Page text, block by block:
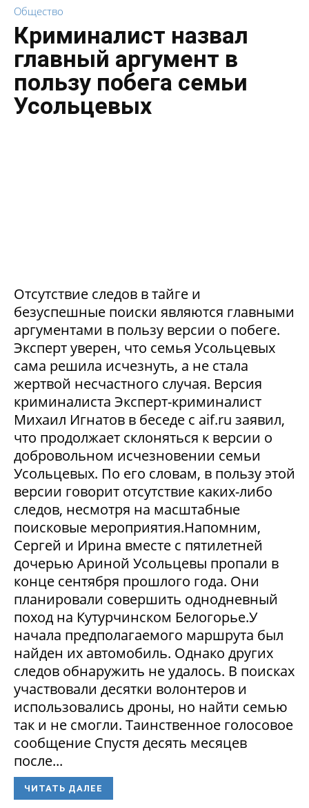
Общество
Криминалист назвал
главный аргумент в
пользу побега семьи
Усольцевых
Отсутствие следов в тайге и
безуспешные поиски являются главными
аргументами в пользу версии о побеге.
Эксперт уверен, что семья Усольцевых
сама решила исчезнуть, а не стала
жертвой несчастного случая. Версия
криминалиста Эксперт-криминалист
Михаил Игнатов в беседе с aif.ru заявил,
что продолжает склоняться к версии о
добровольном исчезновении семьи
Усольцевых. По его словам, в пользу этой
версии говорит отсутствие каких-либо
следов, несмотря на масштабные
поисковые мероприятия.Напомним,
Сергей и Ирина вместе с пятилетней
дочерью Ариной Усольцевы пропали в
конце сентября прошлого года. Они
планировали совершить однодневный
поход на Кутурчинском Белогорье.У
начала предполагаемого маршрута был
найден их автомобиль. Однако других
следов обнаружить не удалось. В поисках
участвовали десятки волонтеров и
использовались дроны, но найти семью
так и не смогли. Таинственное голосовое
сообщение Спустя десять месяцев
после...
ЧИТАТЬ ДАЛЕЕ